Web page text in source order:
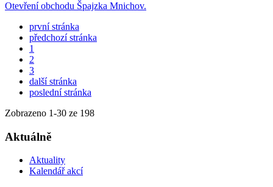
Otevření obchodu Špajzka Mnichov.
první stránka
předchozí stránka
1
2
3
další stránka
poslední stránka
Zobrazeno 1-30 ze 198
Aktuálně
Aktuality
Kalendář akcí